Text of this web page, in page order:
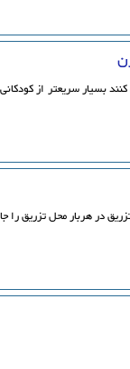
بسیار سریعتر از
در هربار محل تزریق را